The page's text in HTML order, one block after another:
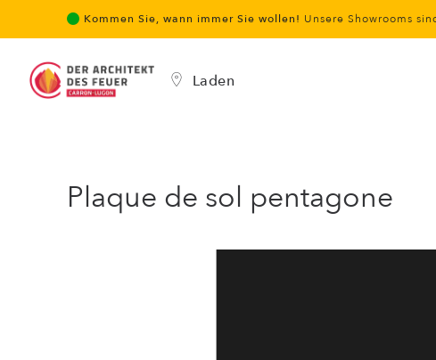
Kommen Sie, wann immer Sie wollen! Unsere Showrooms
Laden
Plaque de sol pentagone